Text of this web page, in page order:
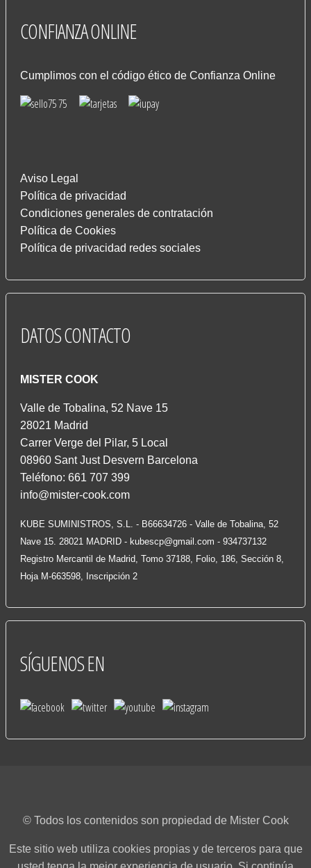
CONFIANZAONLINE
Cumplimos con el código ético de Confianza Online
Aviso Legal
Política de privacidad
Condiciones generales de contratación
Política de Cookies
Política de privacidad redes sociales
DATOSCONTACTO
MISTER COOK
Valle de Tobalina, 52 Nave 15
28021 Madrid
Carrer Verge del Pilar, 5 Local
08960 Sant Just Desvern Barcelona
Teléfono: 661 707 399
info@mister-cook.com
KUBE SUMINISTROS, S.L. - B66634726 - Valle de Tobalina, 52
Nave 15. 28021 MADRID - kubescp@gmail.com - 934737132
Registro Mercantil de Madrid, Tomo 37188, Folio, 186, Sección 8,
Hoja M-663598, Inscripción 2
SÍGUENOSEN
© Todos los contenidos son propiedad de Mister Cook
Este sitio web utiliza cookies propias y de terceros para que